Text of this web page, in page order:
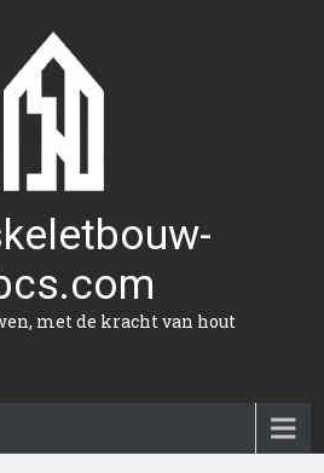
met de kracht van hout